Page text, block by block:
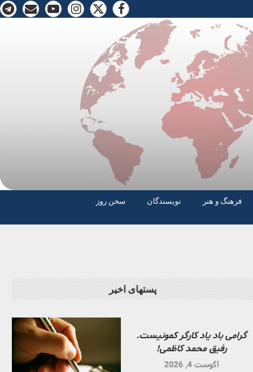
فرهنگ و هنر نویسندگان
سخن روز
پستهای اخیر
گرامی باد یاد کارگر کمونیست.
رفیق محمد کاظمی!
آگوست 4, 2026